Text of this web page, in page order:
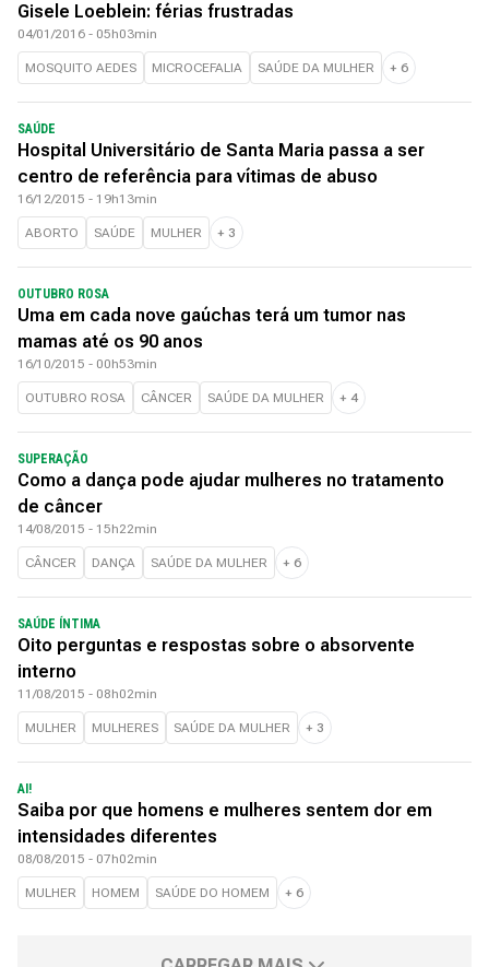
Gisele Loeblein: férias frustradas
04/01/2016 - 05h03min
MOSQUITO AEDES MICROCEFALIA SAÚDE DA MULHER + 6
SAÚDE
Hospital Universitário de Santa Maria passa a ser
centro de referência para vítimas de abuso
16/12/2015 - 19h13min
ABORTO SAÚDE MULHER + 3
OUTUBRO ROSA
Uma em cada nove gaúchas terá um tumor nas
mamas até os 90 anos
16/10/2015 - 00h53min
OUTUBRO ROSA CÂNCER SAÚDE DA MULHER + 4
SUPERAÇÃO
Como a dança pode ajudar mulheres no tratamento
de câncer
14/08/2015 - 15h22min
CÂNCER DANÇA SAÚDE DA MULHER + 6
SAÚDE ÍNTIMA
Oito perguntas e respostas sobre o absorvente
interno
11/08/2015 - 08h02min
MULHER MULHERES SAÚDE DA MULHER + 3
AI!
Saiba por que homens e mulheres sentem dor em
intensidades diferentes
08/08/2015 - 07h02min
MULHER HOMEM SAÚDE DO HOMEM + 6